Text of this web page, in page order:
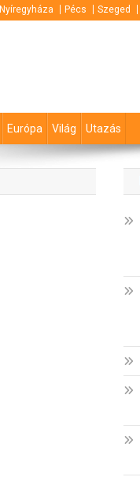
Nyíregyháza Pécs Szeged
Európa Világ Utazás